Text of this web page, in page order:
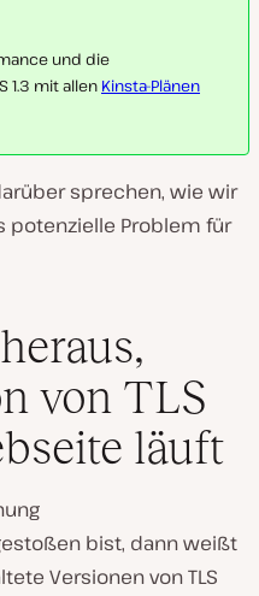
und die
1.3 mit allen Kinsta-Plänen
sprechen, wie wir
potenzielle Problem für
von TLS
läuft
gestoßen bist, dann weißt
Versionen von TLS